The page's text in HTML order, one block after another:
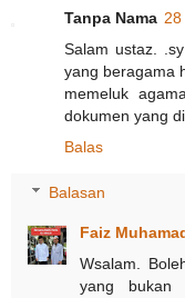
Tanpa Nama
Salam ustaz.
yang beragama
memeluk
dokumen yang
Balas
Balasan
Faiz
Wsalam.
yang bukan